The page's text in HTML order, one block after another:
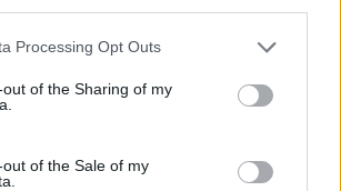
Processing Opt Outs
of the Sharing of my
of the Sale of my
«Θέλω τον μπαμπά μου»: Το
βίντεο της μεθυσμένης οδηγού
που σκότωσε νύφη ώρες μετά
Η Jamie Lee Komoroski, με αλκοόλ